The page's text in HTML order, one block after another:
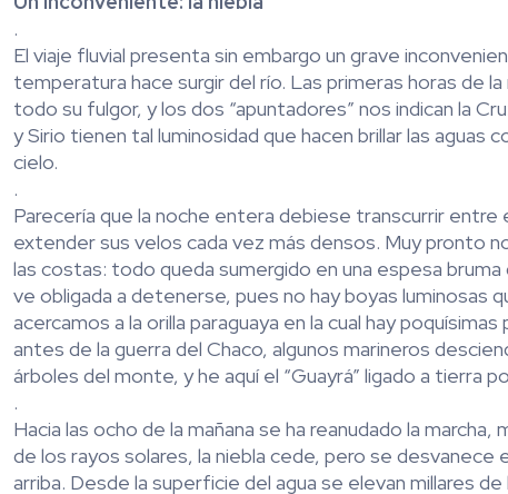
.
El viaje fluvial presenta sin embargo un grave
temperatura hace surgir del río. Las primeras horas de
todo su fulgor, y los dos “apuntadores” nos indican la
y Sirio tienen tal luminosidad que hacen brillar las aguas
cielo.
.
Parecería que la noche entera debiese transcurrir
extender sus velos cada vez más densos. Muy pronto
las costas: todo queda sumergido en una espesa
ve obligada a detenerse, pues no hay boyas luminosas
acercamos a la orilla paraguaya en la cual hay
antes de la guerra del Chaco, algunos marineros
árboles del monte, y he aquí el “Guayrá” ligado a tierra
.
Hacia las ocho de la mañana se ha reanudado la
de los rayos solares, la niebla cede, pero se desvanece
arriba. Desde la superficie del agua se elevan millares